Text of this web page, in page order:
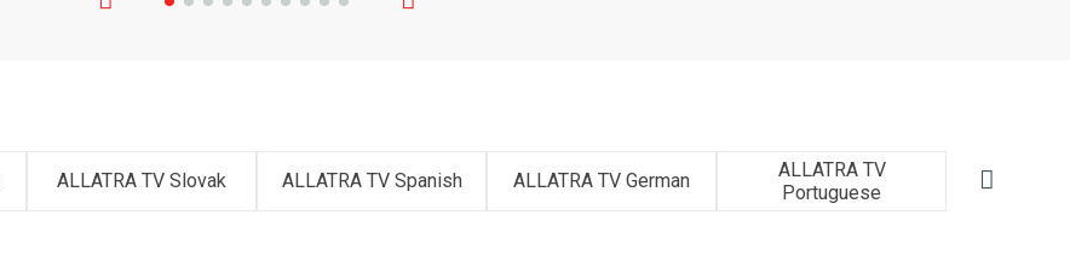
ALLATRA TV Slovak ALLATRA TV Spanish ALLATRA TV German
ALLATRA TV
Portuguese